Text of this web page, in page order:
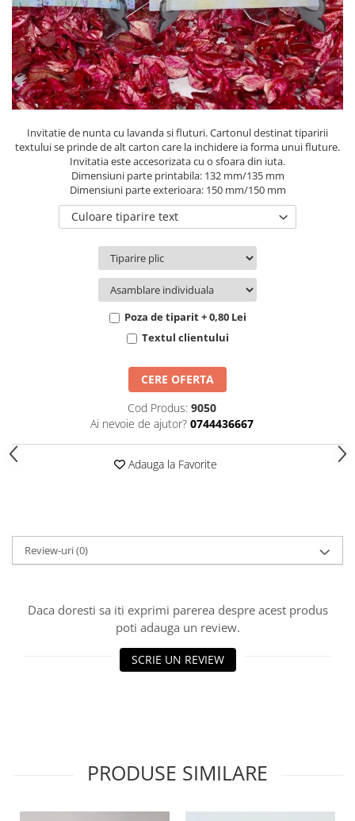
Pachete marturii
Pungi si cutii prajituri
Sticle si borcane
Cutii flori de hartie
Cutii flori de sapun
Cutii flori mixte
Cutii LUX
Aranjamente tematice
2025 Craciun
1 Martie
2020 Craciun si Anul Nou
2021 Crăciun
2022 Crăciun
2023 Crăciun
Toamna și Halloween
Buchete extravagante
Invitatie de nunta cu lavanda si fluturi. Cartonul destinat tiparirii
textului se prinde de alt carton care la inchidere ia forma unui fluture.
Invitatia este accesorizata cu o sfoara din iuta.
Dimensiuni parte printabila: 132 mm/135 mm
Dimensiuni parte exterioara: 150 mm/150 mm
Culoare tiparire text
Poza de tiparit + 0,80 Lei
Textul clientului
CERE OFERTA
Cod Produs: 9050
Ai nevoie de ajutor? 0744436667
Adauga la Favorite
Review-uri(0)
Daca doresti sa iti exprimi parerea despre acest produs
poti adauga un review.
SCRIE UN REVIEW
PRODUSE SIMILARE